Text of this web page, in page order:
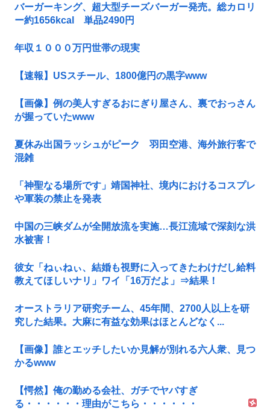
バーガーキング、超大型チーズバーガー発売。総カロリ
ー約1656kcal 単品2490円
年収１０００万円世帯の現実
【速報】USスチール、1800億円の黒字www
【画像】例の美人すぎるおにぎり屋さん、裏でおっさん
が握っていたwww
夏休み出国ラッシュがピーク 羽田空港、海外旅行客で
混雑
「神聖なる場所です」靖国神社、境内におけるコスプレ
や軍装の禁止を発表
中国の三峡ダムが全開放流を実施…長江流域で深刻な洪
水被害！
彼女「ねぃねぃ、結婚も視野に入ってきたわけだし給料
教えてほしいナリ」ワイ「16万だよ」⇒結果！
オーストラリア研究チーム、45年間、2700人以上を研
究した結果。大麻に有益な効果はほとんどなく...
【画像】誰とエッチしたいか見解が別れる六人衆、見つ
かるwww
【愕然】俺の勤める会社、ガチでヤバすぎ
る・・・・・・理由がこちら・・・・・・